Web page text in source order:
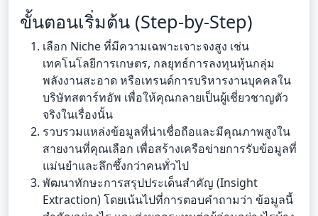
ขั้นตอนเริ่มต้น (Step-by-Step)
เลือก Niche ที่มีความเฉพาะเจาะจงสูง เช่น
เทคโนโลยีการเกษตร, กลยุทธ์การลงทุนหุ้นกลุ่ม
พลังงานสะอาด หรือเทรนด์การบริหารงานบุคคลใน
บริษัทสตาร์ทอัพ เพื่อให้คุณกลายเป็นผู้เชี่ยวชาญตัว
จริงในเรื่องนั้น
รวบรวมแหล่งข้อมูลที่น่าเชื่อถือและมีคุณภาพสูงใน
สายงานที่คุณเลือก เพื่อสร้างเครือข่ายการรับข้อมูลที่
แม่นยำและลึกซึ้งกว่าคนทั่วไป
พัฒนาทักษะการสรุปประเด็นสำคัญ (Insight
Extraction) โดยเน้นไปที่การตอบคำถามว่า ข้อมูลนี้